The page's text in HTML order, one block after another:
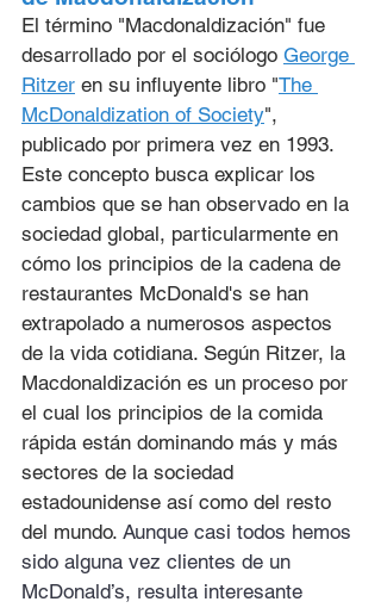
El término "Macdonaldización" fue
desarrollado por el sociólogo George
Ritzer en su influyente libro "The
McDonaldization of Society",
publicado por primera vez en 1993.
Este concepto busca explicar los
cambios que se han observado en la
sociedad global, particularmente en
cómo los principios de la cadena de
restaurantes McDonald's se han
extrapolado a numerosos aspectos
de la vida cotidiana. Según Ritzer, la
Macdonaldización es un proceso por
el cual los principios de la comida
rápida están dominando más y más
sectores de la sociedad
estadounidense así como del resto
del mundo. Aunque casi todos hemos
sido alguna vez clientes de un
McDonald’s, resulta interesante